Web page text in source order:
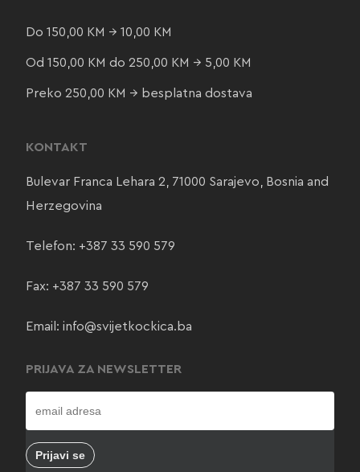
Do 150,00 KM → 10,00 KM
Od 150,00 KM do 250,00 KM → 5,00 KM
Preko 250,00 KM → besplatna dostava
KONTAKT
Bulevar Franca Lehara 2, 71000 Sarajevo, Bosnia and
Herzegovina
Telefon: +387 33 590 579
Fax: +387 33 590 579
Email: info@svijetkockica.ba
PRIJAVA ZA NEWSLETTER